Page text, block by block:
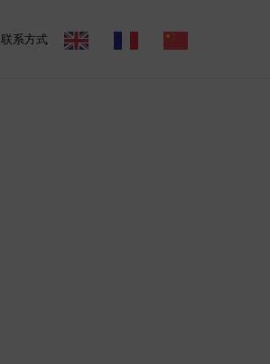
联系方式